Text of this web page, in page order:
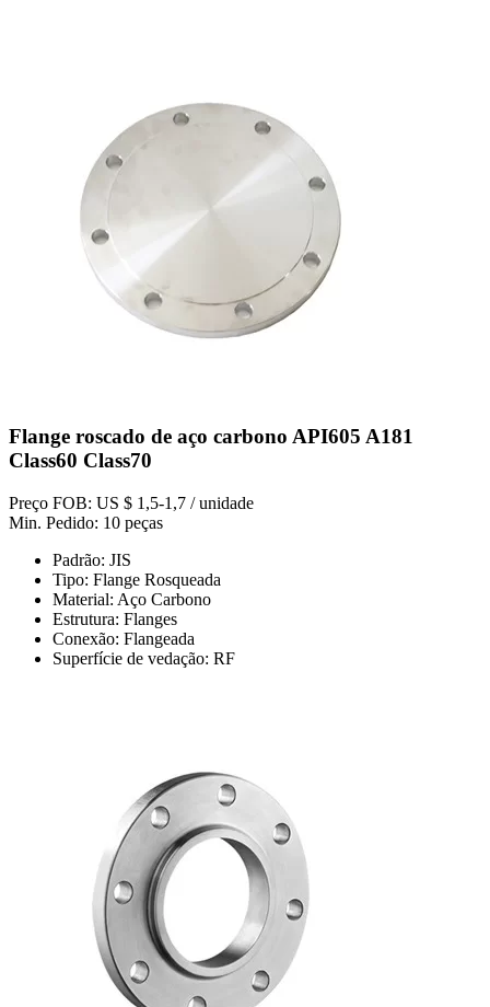
Flange roscado de aço carbono API605 A181
Class60 Class70
Preço FOB: US $ 1,5-1,7 / unidade
Min. Pedido: 10 peças
Padrão: JIS
Tipo: Flange Rosqueada
Material: Aço Carbono
Estrutura: Flanges
Conexão: Flangeada
Superfície de vedação: RF